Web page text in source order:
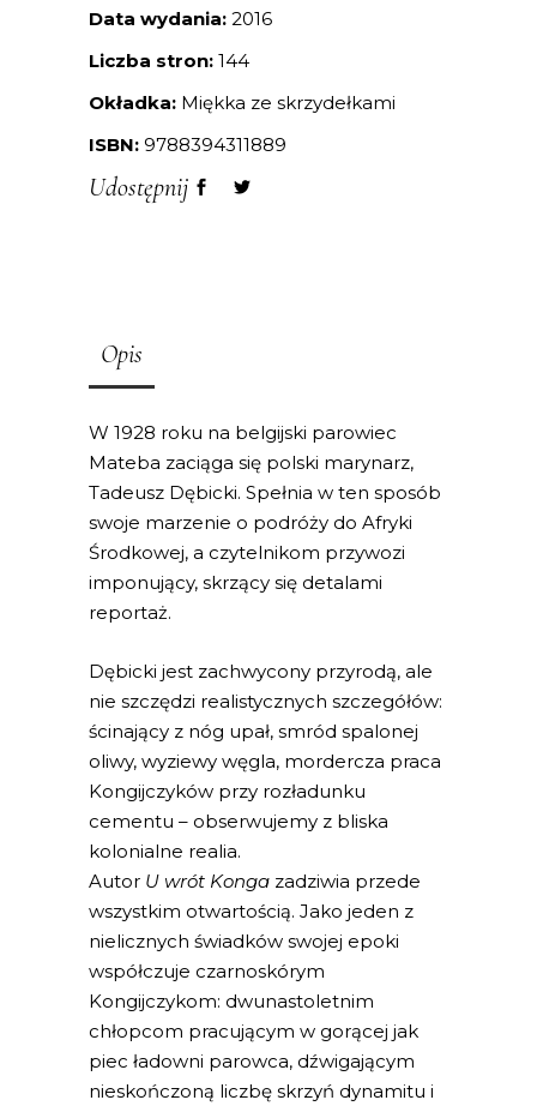
Data wydania: 2016
Liczba stron: 144
Okładka: Miękka ze skrzydełkami
ISBN: 9788394311889
Udostępnij
Opis
W 1928 roku na belgijski parowiec
Mateba zaciąga się polski marynarz,
Tadeusz Dębicki. Spełnia w ten sposób
swoje marzenie o podróży do Afryki
Środkowej, a czytelnikom przywozi
imponujący, skrzący się detalami
reportaż.
Dębicki jest zachwycony przyrodą, ale
nie szczędzi realistycznych szczegółów:
ścinający z nóg upał, smród spalonej
oliwy, wyziewy węgla, mordercza praca
Kongijczyków przy rozładunku
cementu – obserwujemy z bliska
kolonialne realia.
Autor U wrót Konga zadziwia przede
wszystkim otwartością. Jako jeden z
nielicznych świadków swojej epoki
współczuje czarnoskórym
Kongijczykom: dwunastoletnim
chłopcom pracującym w gorącej jak
piec ładowni parowca, dźwigającym
nieskończoną liczbę skrzyń dynamitu i